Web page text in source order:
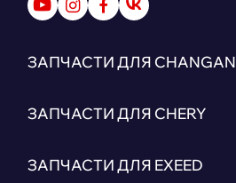
ЗАПЧАСТИ ДЛЯ CHANGAN
ЗАПЧАСТИ ДЛЯ CHERY
ЗАПЧАСТИ ДЛЯ EXEED